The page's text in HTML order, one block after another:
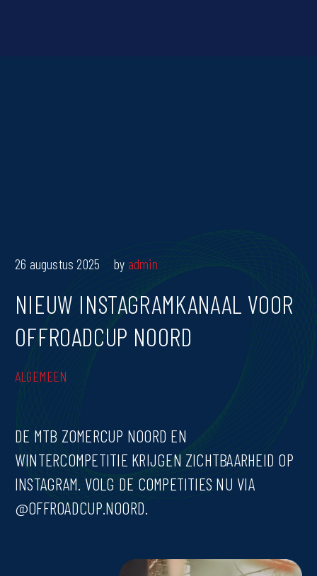
26 augustus 2025 by admin
NIEUW INSTAGRAMKANAAL VOOR
OFFROADCUP NOORD
ALGEMEEN
DE MTB ZOMERCUP NOORD EN
WINTERCOMPETITIE KRIJGEN ZICHTBAARHEID OP
INSTAGRAM. VOLG DE COMPETITIES NU VIA
@OFFROADCUP.NOORD.